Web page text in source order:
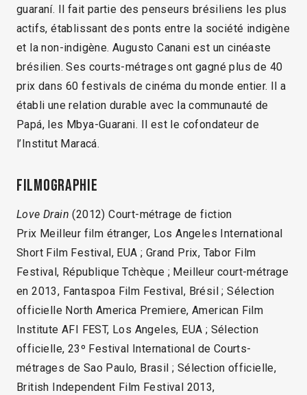
guaraní. Il fait partie des penseurs brésiliens les plus
actifs, établissant des ponts entre la société indigène
et la non-indigène. Augusto Canani est un cinéaste
brésilien. Ses courts-métrages ont gagné plus de 40
prix dans 60 festivals de cinéma du monde entier. Il a
établi une relation durable avec la communauté de
Papá, les Mbya-Guarani. Il est le cofondateur de
l’Institut Maracá.
Filmographie
Love Drain (2012) Court-métrage de fiction
Prix Meilleur film étranger, Los Angeles International
Short Film Festival, EUA ; Grand Prix, Tabor Film
Festival, République Tchèque ; Meilleur court-métrage
en 2013, Fantaspoa Film Festival, Brésil ; Sélection
officielle North America Premiere, American Film
Institute AFI FEST, Los Angeles, EUA ; Sélection
officielle, 23º Festival International de Courts-
métrages de Sao Paulo, Brasil ; Sélection officielle,
British Independent Film Festival 2013,